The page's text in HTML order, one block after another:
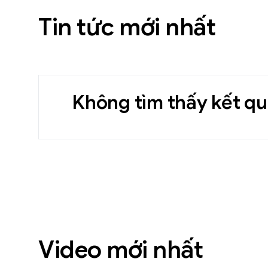
Tin tức mới nhất
Không tìm thấy kết
Video mới nhất